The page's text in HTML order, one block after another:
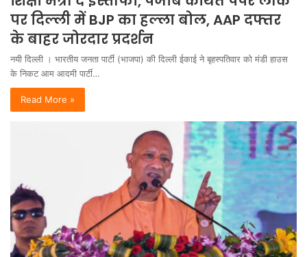
पर दिल्ली में BJP का हल्ला बोल, AAP दफ्तर
के बाहर जोरदार प्रदर्शन
नयी दिल्ली । भारतीय जनता पार्टी (भाजपा) की दिल्ली ईकाई ने बृहस्पतिवार को मंडी हाउस
के निकट आम आदमी पार्टी…
Read More »